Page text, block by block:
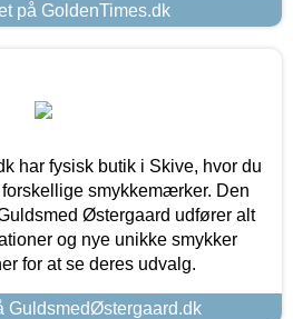
på GoldenTimes.dk
har fysisk butik i Skive, hvor du
smykkemærker. Den
Østergaard udfører alt
og nye unikke smykker
for at se deres udvalg.
GuldsmedØstergaard.dk